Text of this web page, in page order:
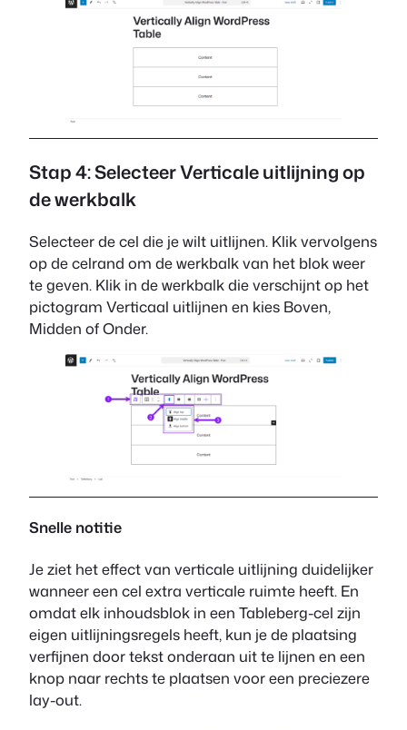
Stap 4: Selecteer Verticale uitlijning op
de werkbalk
Selecteer de cel die je wilt uitlijnen. Klik vervolgens
op de celrand om de werkbalk van het blok weer
te geven. Klik in de werkbalk die verschijnt op het
pictogram Verticaal uitlijnen en kies Boven,
Midden of Onder.
Snelle notitie
Je ziet het effect van verticale uitlijning duidelijker
wanneer een cel extra verticale ruimte heeft. En
omdat elk inhoudsblok in een Tableberg-cel zijn
eigen uitlijningsregels heeft, kun je de plaatsing
verfijnen door tekst onderaan uit te lijnen en een
knop naar rechts te plaatsen voor een preciezere
lay-out.